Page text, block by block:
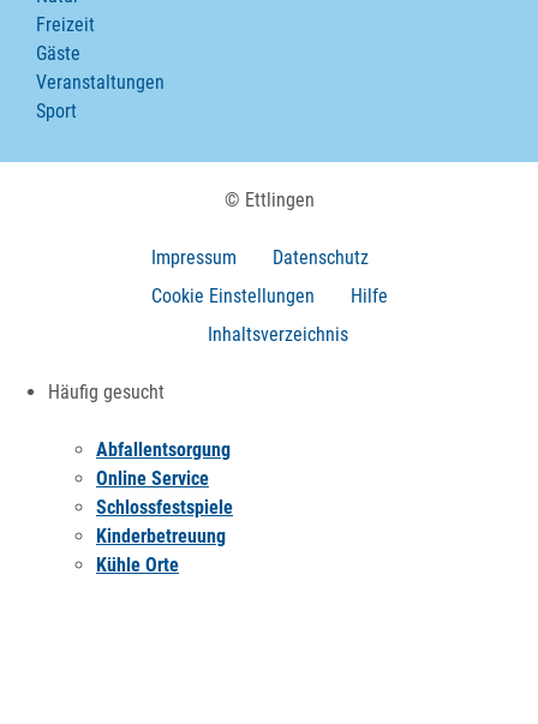
Freizeit
Gäste
Veranstaltungen
Sport
© Ettlingen
Impressum
Datenschutz
Cookie Einstellungen
Hilfe
Inhaltsverzeichnis
Häufig gesucht
Abfallentsorgung
Online Service
Schlossfestspiele
Kinderbetreuung
Kühle Orte